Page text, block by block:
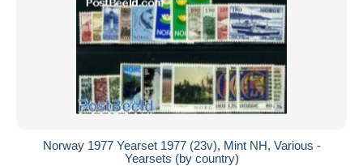
Norway 1977 Yearset 1977 (23v), Mint NH, Various -
Yearsets (by country)